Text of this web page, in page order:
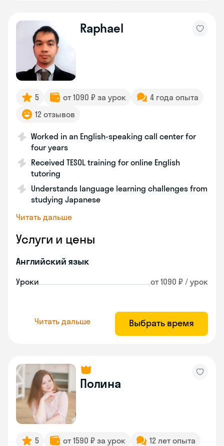
Raphael
5 от 1090 ₽ за урок
4 года опыта
12 отзывов
Worked in an English-speaking call center for
four years
Received TESOL training for online English
tutoring
Understands language learning challenges from
studying Japanese
Читать дальше
Услуги и цены
Английский язык
Уроки от 1090 ₽ / урок
Читать дальше Выбрать время
Полина
5 от 1590 ₽ за урок 12 лет опыта